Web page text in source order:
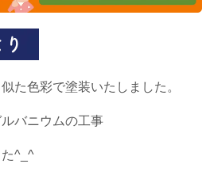
た色彩で塗装いたしました。
バニウムの工事
^_^